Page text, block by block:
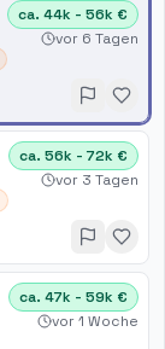
ca. 44k - 56k €
vor 6 Tagen
ca. 56k - 72k €
vor 3 Tagen
ca. 47k - 59k €
vor 1 Woche